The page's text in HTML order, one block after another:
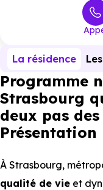
La résidence
Programme
Strasbourg
deux pas
Présentation
À Strasbourg,
qualité de vie et